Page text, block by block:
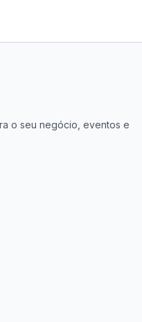
o seu negócio, eventos e